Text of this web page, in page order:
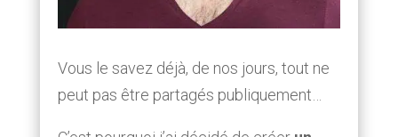
Vous le savez déjà, de nos jours, tout ne
peut pas être partagés publiquement…